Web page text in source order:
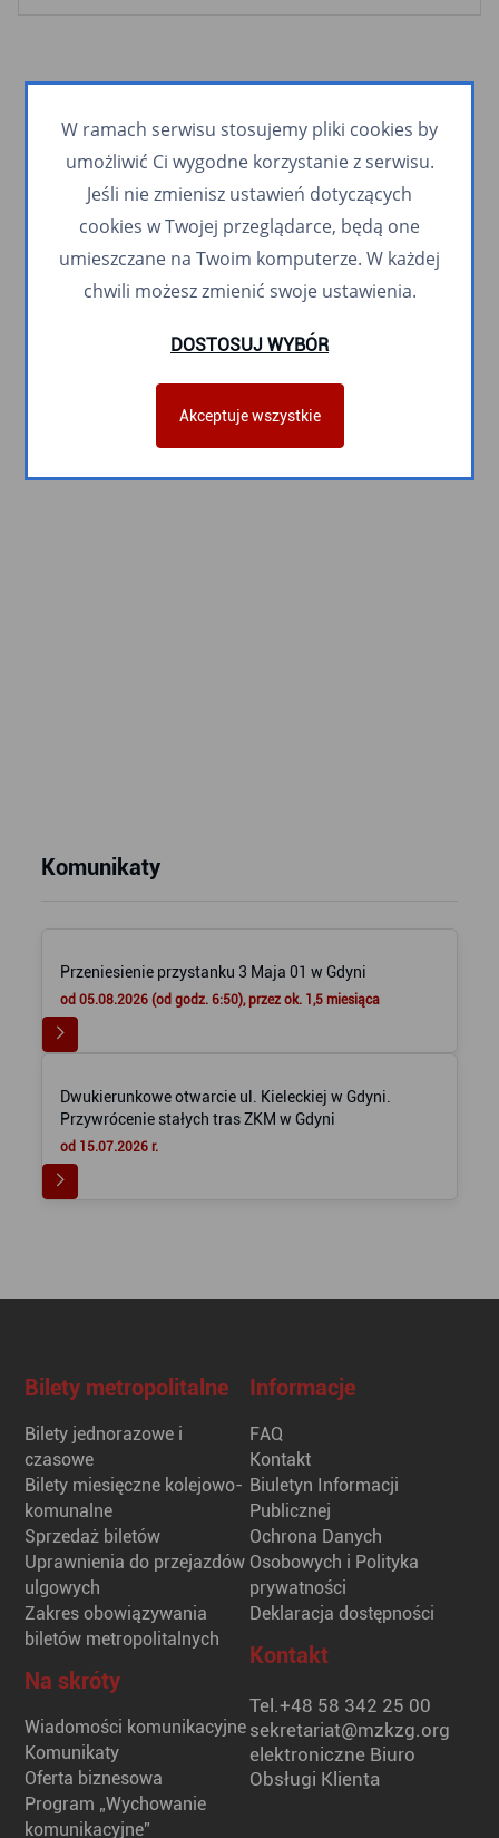
Komunikaty
Przeniesienie przystanku 3 Maja 01 w Gdyni
od 05.08.2026 (od godz. 6:50), przez ok. 1,5 miesiąca
Dwukierunkowe otwarcie ul. Kieleckiej w Gdyni.
Przywrócenie stałych tras ZKM w Gdyni
od 15.07.2026 r.
Bilety metropolitalne
Bilety jednorazowe i
czasowe
Bilety miesięczne kolejowo-
komunalne
Sprzedaż biletów
Uprawnienia do przejazdów
ulgowych
Zakres obowiązywania
biletów metropolitalnych
Na skróty
Wiadomości komunikacyjne
Komunikaty
Oferta biznesowa
Program „Wychowanie
komunikacyjne”
Informacje
FAQ
Kontakt
Biuletyn Informacji
Publicznej
Ochrona Danych
Osobowych i Polityka
prywatności
Deklaracja dostępności
Kontakt
Tel.+48 58 342 25 00
sekretariat@mzkzg.org
elektroniczne Biuro
Obsługi Klienta
W ramach serwisu stosujemy pliki cookies by
umożliwić Ci wygodne korzystanie z serwisu.
Jeśli nie zmienisz ustawień dotyczących
cookies w Twojej przeglądarce, będą one
umieszczane na Twoim komputerze. W każdej
chwili możesz zmienić swoje ustawienia.
DOSTOSUJ WYBÓR
Akceptuje wszystkie